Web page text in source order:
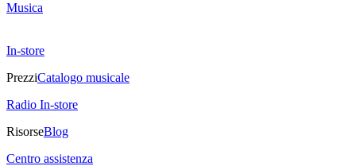
Musica
In-store
PrezziCatalogo musicale
Radio In-store
RisorseBlog
Centro assistenza